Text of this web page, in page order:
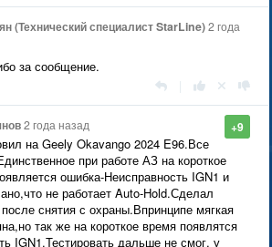
(Технический специалист StarLine)2 года
за сообщение.
+9
2 года назад
на Geely Okavango 2024 E96.Все
при работе АЗ на короткое
ошибка-Неисправность IGN1 и
не работает Auto-Hold.Сделал
снятия с охраны.Впринципе мягкая
так же на короткое время появлятся
IGN1.Тестировать дальше не смог, у